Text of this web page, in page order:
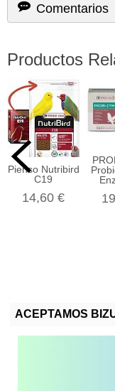
ACEPTAMOS
Comentarios
Productos
Pienso Nutribird
C19
14,60 €